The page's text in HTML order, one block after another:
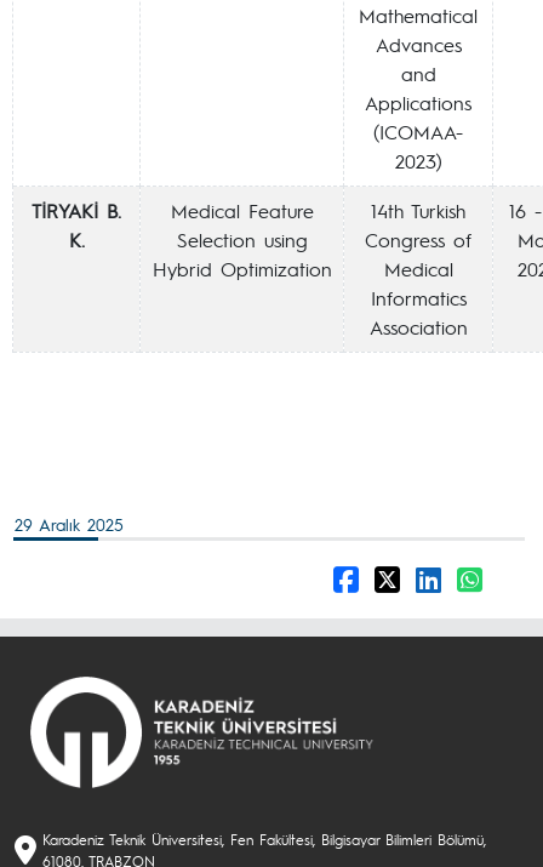
Mathematical
Advances
and
Applications
(ICOMAA-
2023)
TİRYAKİ B.
K.
Medical Feature
Selection using
Hybrid Optimization
14th Turkish
Congress of
Medical
Informatics
Association
16
29 Aralık 2025
Karadeniz Teknik Üniversitesi, Fen Fakültesi, Bilgisayar Bilimleri Bölümü,
61080, TRABZON